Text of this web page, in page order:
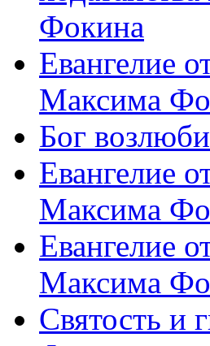
Фокина
Евангелие
Максима
Бог
Евангелие
Максима
Евангелие
Максима
Святость и